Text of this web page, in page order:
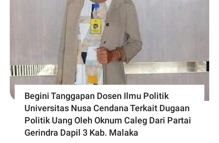
Begini Tanggapan Dosen Ilmu Politik
Universitas Nusa Cendana Terkait Dugaan
Politik Uang Oleh Oknum Caleg Dari Partai
Gerindra Dapil 3 Kab. Malaka